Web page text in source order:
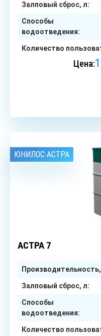
Залповый сброс, л:
Способы
водоотведения:
Количество
Цена:
ЮНИЛОС АСТРА
АСТРА 7
Залповый сброс, л:
Способы
водоотведения:
Количество